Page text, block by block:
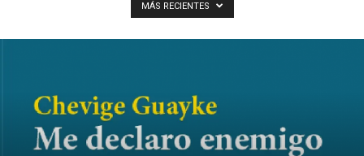
MÁS RECIENTES